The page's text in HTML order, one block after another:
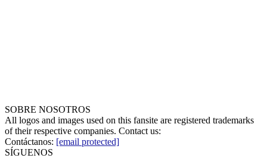
SOBRE NOSOTROS
All logos and images used on this fansite are registered trademarks
of their respective companies. Contact us:
Contáctanos: [email protected]
SÍGUENOS